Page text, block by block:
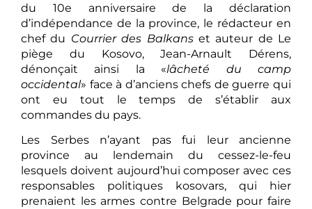
du 10e anniversaire de la déclaration
d’indépendance de la province, le rédacteur en
chef du Courrier des Balkanset auteur de Le
piège du Kosovo, Jean-Arnault Dérens,
dénonçait ainsi la «lâcheté du camp
occidental» face à d’anciens chefs de guerre qui
ont eu tout le temps de s’établir aux
commandes du pays.
Les Serbes n’ayant pas fui leur ancienne
province au lendemain du cessez-le-feu
lesquels doivent aujourd’hui composer avec ces
responsables politiques kosovars, qui hier
prenaient les armes contre Belgrade pour faire